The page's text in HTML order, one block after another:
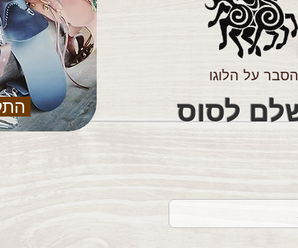
הסבר על הלוגו
הציוד המושלם לסוס